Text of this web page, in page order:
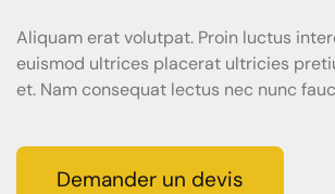
Aliquam erat volutpat. Proin luctus
euismod ultrices placerat ultricies
et. Nam consequat lectus nec nunc
Demander un devis